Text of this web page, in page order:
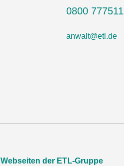
0800
anwalt@etl.de
Webseiten der ETL-Gruppe